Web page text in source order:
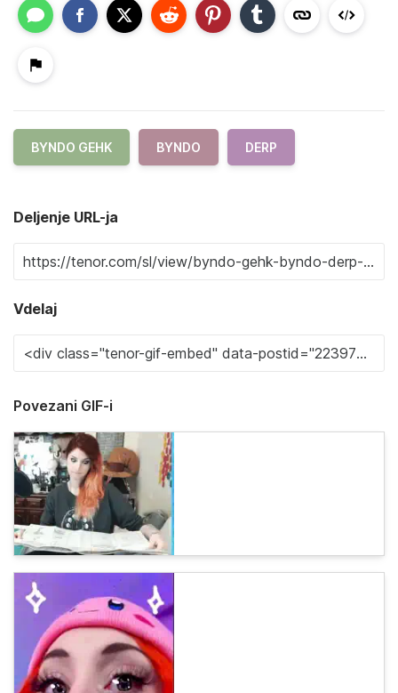
BYNDO GEHK BYNDO DERP
Deljenje URL-ja
Vdelaj
Povezani GIF-i